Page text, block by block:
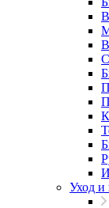
Уход и